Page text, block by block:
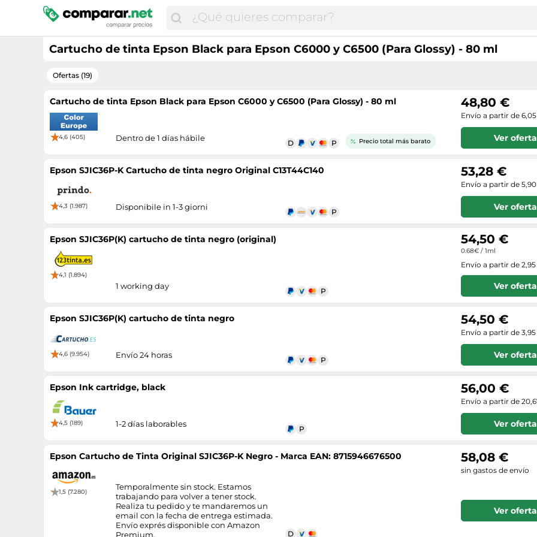
Cartucho de tinta Epson Black para Epson C6000 y C6500 (Para Glossy) - 80 ml
Ofertas (19)
Cartucho de tinta Epson Black para Epson C6000 y C6500 (Para Glossy) - 80 ml
4,6 (405)
Precio total más barato
Dentro de 1 días hábile
48,80 €
Envío a partir de
Ver oferta
Epson SJIC36P-K Cartucho de tinta negro Original C13T44C140
4,3 (1.987) Disponibile in 1-3 giorni
53,28 €
Envío a partir de
Ver oferta
Epson SJIC36P(K) cartucho de tinta negro (original)
4,1 (1.894)
1 working day
54,50 €
0.68€ / 1ml
Envío a partir de
Ver oferta
Epson SJIC36P(K) cartucho de tinta negro
4,6 (9.954) Envío 24 horas
54,50 €
Envío a partir de
Ver oferta
Epson Ink cartridge, black
4,5 (189) 1-2 días laborables
56,00 €
Envío a partir de
Ver oferta
Epson Cartucho de Tinta Original SJIC36P-K Negro - Marca EAN: 8715946676500
1,5 (7.280)
Temporalmente sin stock. Estamos
trabajando para volver a tener stock.
Realiza tu pedido y te mandaremos un
email con la fecha de entrega estimada.
Envío exprés disponible con Amazon
Premium.
58,08 €
sin gastos de envío
Ver oferta